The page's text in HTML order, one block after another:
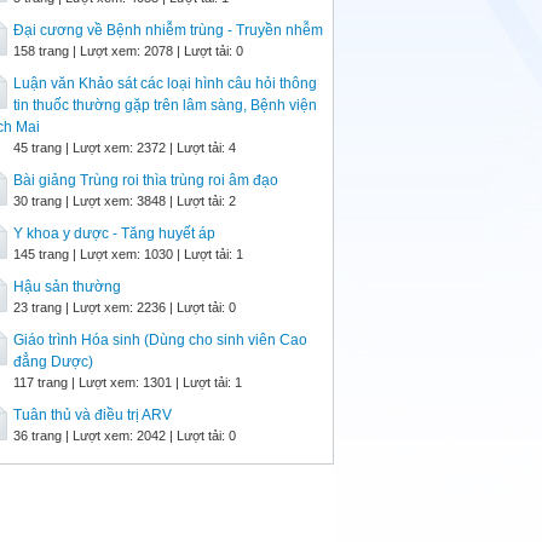
Đại cương về Bệnh nhiễm trùng - Truyền nhễm
158 trang | Lượt xem: 2078 | Lượt tải: 0
Luận văn Khảo sát các loại hình câu hỏi thông
tin thuốc thường gặp trên lâm sàng, Bệnh viện
Mai
45 trang | Lượt xem: 2372 | Lượt tải: 4
Bài giảng Trùng roi thìa trùng roi âm đạo
30 trang | Lượt xem: 3848 | Lượt tải: 2
Y khoa y dược - Tăng huyết áp
145 trang | Lượt xem: 1030 | Lượt tải: 1
Hậu sản thường
23 trang | Lượt xem: 2236 | Lượt tải: 0
Giáo trình Hóa sinh (Dùng cho sinh viên Cao
đẳng Dược)
117 trang | Lượt xem: 1301 | Lượt tải: 1
Tuân thủ và điều trị ARV
36 trang | Lượt xem: 2042 | Lượt tải: 0